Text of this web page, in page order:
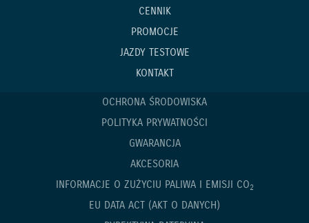
CENNIK
PROMOCJE
JAZDY TESTOWE
KONTAKT
OCHRONA ŚRODOWISKA
POLITYKA PRYWATNOŚCI
GWARANCJA
AKCESORIA
INFORMACJE O ZUŻYCIU PALIWA I EMISJI CO2
EU DATA ACT (AKT O DANYCH)